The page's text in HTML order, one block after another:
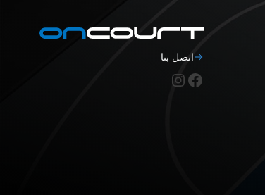
اتصل بنا
فيسبوك
إنستغرام